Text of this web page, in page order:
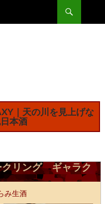
｜天の川を見上げな
本酒
リング ギャラク
み生酒